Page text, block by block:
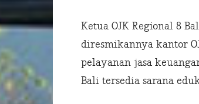
Ketua OJK Regional 8
diresmikannya kantor
pelayanan jasa
Bali tersedia sarana